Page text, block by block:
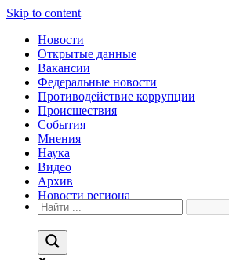
Skip to content
Новости
Открытые данные
Вакансии
Федеральные новости
Противодействие коррупции
Происшествия
События
Мнения
Наука
Видео
Архив
Новости региона